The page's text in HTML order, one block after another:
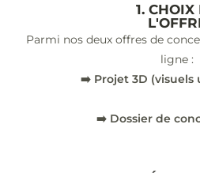
1. CHOIX
Parmi nos deux offres de
ligne :
➡️ Projet 3D (visuels
➡️ Dossier de